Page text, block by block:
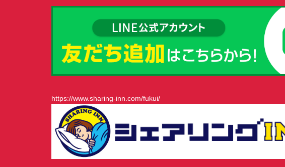
https://www.sharing-inn.com/fukui/